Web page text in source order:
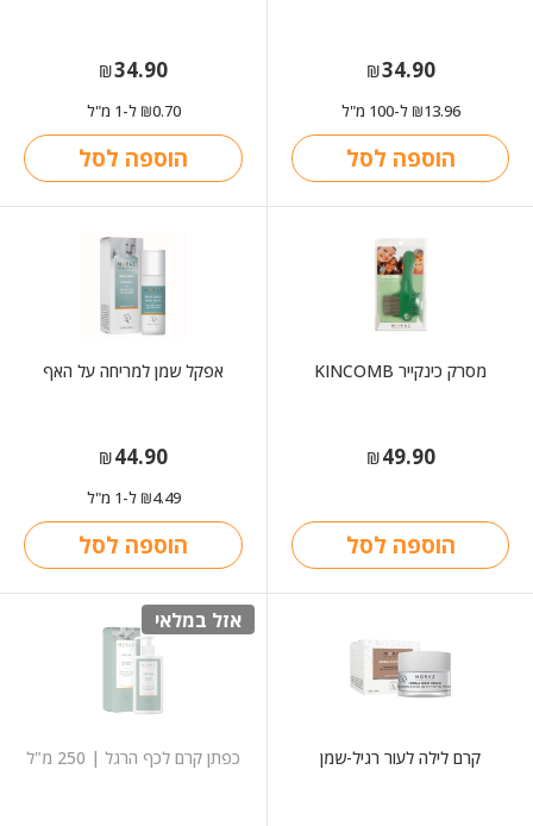
₪34.90
₪13.96 ל-100 מ"ל
הוספה לסל
₪34.90
₪0.70 ל-1 מ"ל
הוספה לסל
מסרק כינקייר KINCOMB
₪49.90
הוספה לסל
אפקל שמן למריחה על האף
₪44.90
₪4.49 ל-1 מ"ל
הוספה לסל
קרם לילה לעור רגיל-שמן
אזל במלאי
כפתן קרם לכף הרגל | 250 מ"ל